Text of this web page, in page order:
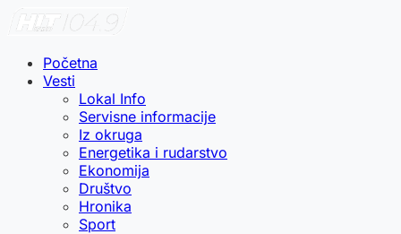
Početna
Vesti
Lokal Info
Servisne informacije
Iz okruga
Energetika i rudarstvo
Ekonomija
Društvo
Hronika
Sport